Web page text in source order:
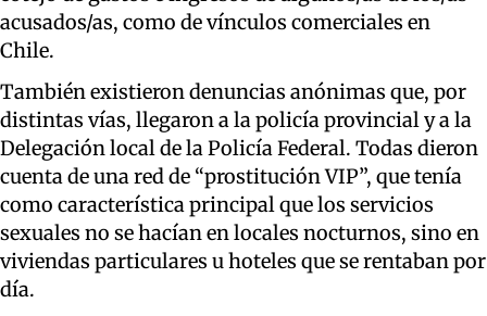
acusados/as, como de vínculos comerciales en
Chile.
También existieron denuncias anónimas que, por
distintas vías, llegaron a la policía provincial y a la
Delegación local de la Policía Federal. Todas dieron
cuenta de una red de “prostitución VIP”, que tenía
como característica principal que los servicios
sexuales no se hacían en locales nocturnos, sino en
viviendas particulares u hoteles que se rentaban por
día.